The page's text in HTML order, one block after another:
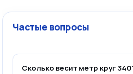
Частые вопросы
Сколько весит метр круг